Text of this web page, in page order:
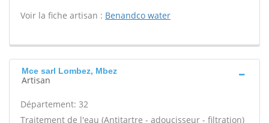
Voir la fiche artisan : Benandco water
Mce sarl Lombez, Mbez
Artisan
Département: 32
Traitement de l'eau (Antitartre - adoucisseur - filtration)